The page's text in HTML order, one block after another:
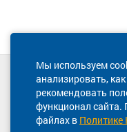
Мы используем
анализировать,
рекомендовать
функционал сайта.
файлах в Политике
8